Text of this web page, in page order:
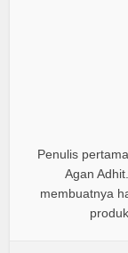
Penulis
Agan
membuatnya